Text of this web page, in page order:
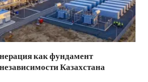
как фундамент
Казахстана